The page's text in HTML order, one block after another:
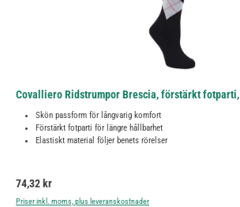
Covalliero Ridstrumpor Brescia, förstärkt
Skön passform för långvarig komfort
Förstärkt fotparti för längre hållbarhet
Elastiskt material följer benets rörelser
Ordinarie pris:
74,32 kr
Priser inkl. moms, plus leveranskostnader